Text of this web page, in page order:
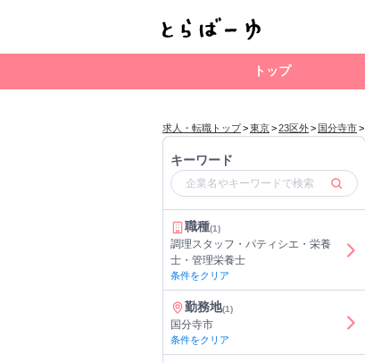
トップ
求人・転職トップ>東京>23区外> 国分寺市>
キーワード
職種(1)
調理スタッフ・パティシエ・栄養
士・管理栄養士
条件をクリア
勤務地(1)
国分寺市
条件をクリア